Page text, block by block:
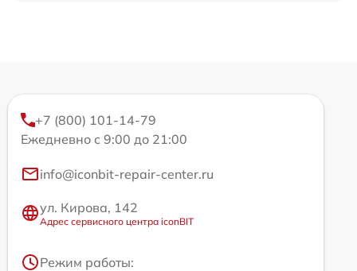
+7 (800) 101-14-79
Ежедневно с 9:00 до 21:00
info@iconbit-repair-center.ru
ул. Кирова, 142
Адрес сервисного центра iconBIT
Режим работы: